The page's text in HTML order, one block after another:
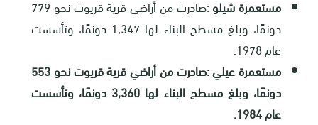
مستعمرة شيلو:
صادرت من أراضي قرية قريوت نحو 779
دونمًا، وبلغ مسطح البناء لها 1,347 دونمًا، وتأسست
عام 1978
.
مستعمرة عيلي:
صادرت من أراضي قرية قريوت نحو 553
دونمًا، وبلغ مسطح البناء لها 3,360 دونمًا، وتأسست
عام 1984
.